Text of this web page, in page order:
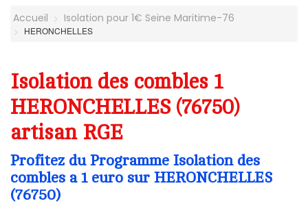
Accueil Isolation pour 1€ Seine Maritime-76
HERONCHELLES
Isolation des combles 1
HERONCHELLES (76750)
artisan RGE
Profitez du Programme Isolation des
combles a 1 euro sur HERONCHELLES
(76750)